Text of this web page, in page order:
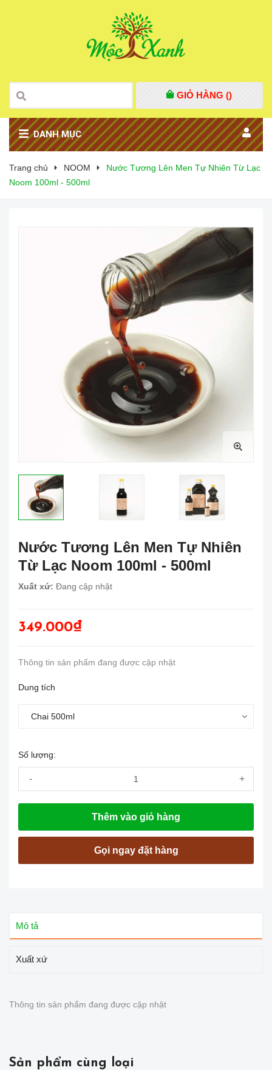
GIỎ HÀNG ()
DANH MỤC
Trang chủ NOOM
Nước Tương Lên Men Tự Nhiên Từ Lạc
Noom 100ml - 500ml
Nước Tương Lên Men Tự Nhiên
Từ Lạc Noom 100ml - 500ml
Xuất xứ: Đang cập nhật
349.000₫
Thông tin sản phẩm đang được cập nhật
Dung tích
Số lượng:
- +
Thêm vào giỏ hàng
Gọi ngay đặt hàng
Mô tả
Xuất xứ
Thông tin sản phẩm đang được cập nhật
Sản phẩm cùng loại